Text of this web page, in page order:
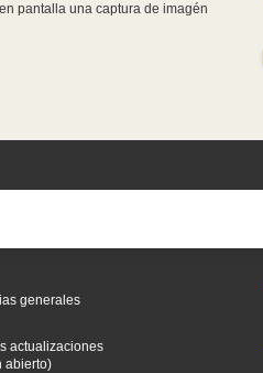
pantalla una captura de imagén
generales
actualizaciones
abierto)